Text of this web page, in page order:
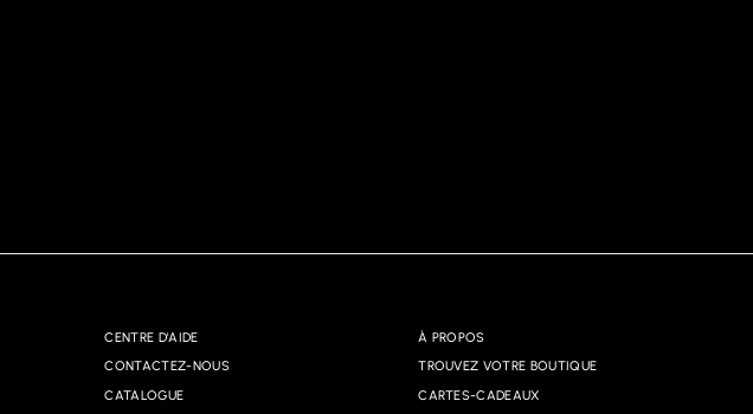
CENTRE D'AIDE
CONTACTEZ-NOUS
CATALOGUE
À PROPOS
TROUVEZ VOTRE BOUTIQUE
CARTES-CADEAUX